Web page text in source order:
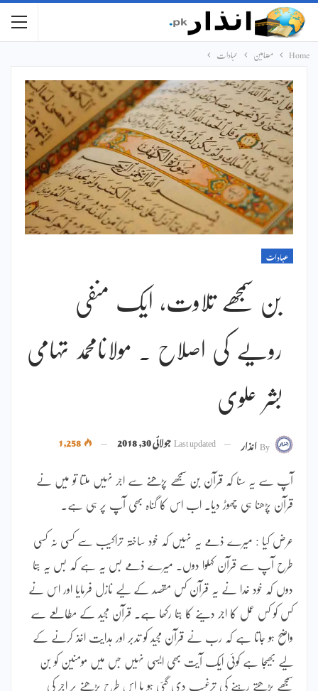
Home مضامین عبادات
عبادات
بن سمجھے تلاوت، ایک منفی
رویے کی اصلاح ۔ مولانامحمد تہامی
بشر علوی
Byانذار Last updatedجولائی 30, 2018
آپ سے یہ سنا کہ قرآن بن سمجھے پڑھنے سے اجر نہیں ملتا تو میں نے
قرآن پڑھنا ہی چھوڑ دیا۔ اب اس کا گناہ بھی آپ پر ہی ہے۔
عرض کیا : میرے ذمے یہ نہیں کہ خود ساختہ تراکیب سے کسی نہ کسی
طرح آپ سے قرآن کہلوا دوں۔ میرے ذمے بس یہ ہے کہ بس یہ بتا
دوں کہ خود خدا نے یہ قرآن کس مقصد کے لیے نازل فرمایا اور اس نے
کس کو کس عمل کا اجر دینے کا بتا رکھا ہے۔ قرآن مجید کے مطالعے سے
واضح ہو جاتا ہے کہ رب نے قرآن مجید کو تدبر اور ہدایت اخذ کرنے کے
لیے بھیجا ہے کوئی ایک آیت بھی ایسی نہیں جس میں مومنین کو بن
سمجھے پڑھتے رہنے کی ترغیب دی گئی ہو یا اس طرح پڑھنے پر اجر کی